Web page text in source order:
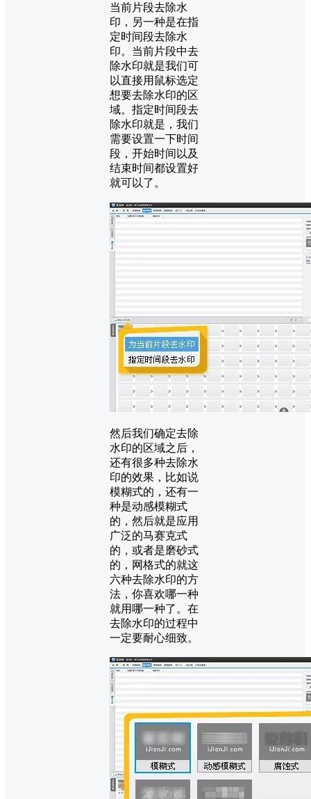
当前片段去除水
印，另一种是在指
定时间段去除水
印。当前片段中去
除水印就是我们可
以直接用鼠标选定
想要去除水印的区
域。指定时间段去
除水印就是，我们
需要设置一下时间
段，开始时间以及
结束时间都设置好
就可以了。
然后我们确定去除
水印的区域之后，
还有很多种去除水
印的效果，比如说
模糊式的，还有一
种是动感模糊式
的，然后就是应用
广泛的马赛克式
的，或者是磨砂式
的，网格式的就这
六种去除水印的方
法，你喜欢哪一种
就用哪一种了。在
去除水印的过程中
一定要耐心细致。